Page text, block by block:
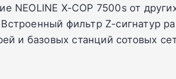
NEOLINE X-COP 7500s от
фильтр Z-сигнатур
и базовых станций сотовых